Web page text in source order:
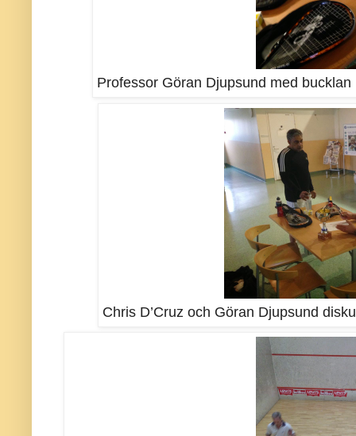
Professor Göran Djupsund med
Chris D’Cruz och Göran Djupsund